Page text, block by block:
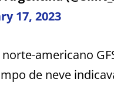
17, 2023
americano
de neve